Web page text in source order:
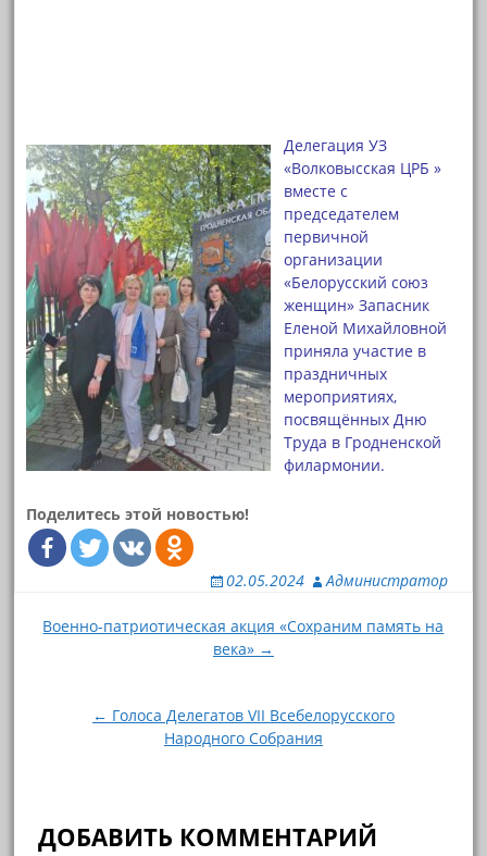
Делегация УЗ
«Волковысская ЦРБ »
вместе с
председателем
первичной
организации
«Белорусский союз
женщин» Запасник
Еленой Михайловной
приняла участие в
праздничных
мероприятиях,
посвящённых Дню
Труда в Гродненской
филармонии.
Поделитесь этой новостью!
02.05.2024 Администратор
Навигация
Военно-патриотическая акция «Сохраним память на
века» →
← Голоса Делегатов VII Всебелорусского
Народного Собрания
ДОБАВИТЬ КОММЕНТАРИЙ